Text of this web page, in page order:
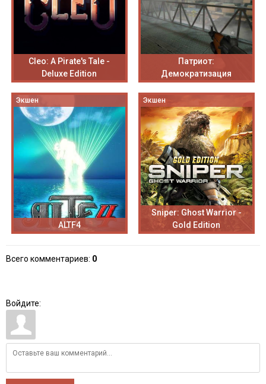
Cleo: A Pirate's Tale -
Deluxe Edition
Патриот:
Демократизация
Экшен
ALTF4
Экшен
Sniper: Ghost Warrior -
Gold Edition
Всего комментариев: 0
Войдите: